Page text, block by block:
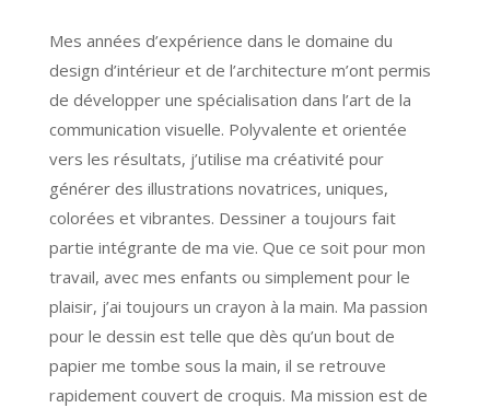
Mes années d’expérience dans le domaine du
design d’intérieur et de l’architecture m’ont permis
de développer une spécialisation dans l’art de la
communication visuelle. Polyvalente et orientée
vers les résultats, j’utilise ma créativité pour
générer des illustrations novatrices, uniques,
colorées et vibrantes. Dessiner a toujours fait
partie intégrante de ma vie. Que ce soit pour mon
travail, avec mes enfants ou simplement pour le
plaisir, j’ai toujours un crayon à la main. Ma passion
pour le dessin est telle que dès qu’un bout de
papier me tombe sous la main, il se retrouve
rapidement couvert de croquis. Ma mission est de